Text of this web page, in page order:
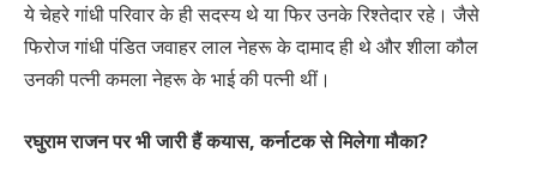
ये चेहरे गांधी परिवार के ही सदस्य थे या फिर उनके रिश्तेदार रहे। जैसे
फिरोज गांधी पंडित जवाहर लाल नेहरू के दामाद ही थे और शीला कौल
उनकी पत्नी कमला नेहरू के भाई की पत्नी थीं।
रघुराम राजन पर भी जारी हैं कयास, कर्नाटक से मिलेगा मौका?